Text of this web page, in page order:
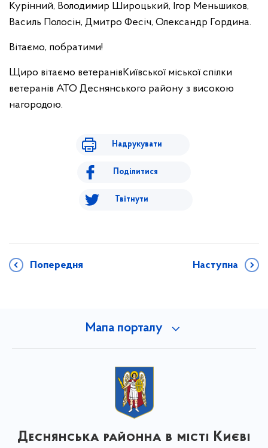
Курінний, Володимир Широцький, Ігор Меньшиков,
Василь Полосін, Дмитро Фесіч, Олександр Гордина.
Вітаємо, побратими!
Щиро вітаємо ветеранівКиївської міської спілки
ветеранів АТО Деснянського району з високою
нагородою.
Надрукувати
Поділитися
Твітнути
Попередня Наступна
Мапа порталу
Деснянська районна в місті Києві